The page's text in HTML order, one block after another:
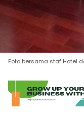
Foto bersama staf Hotel